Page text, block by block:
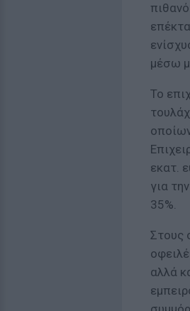
μέσω
Το
εκατ.
για
35%.
Στους
αλλά